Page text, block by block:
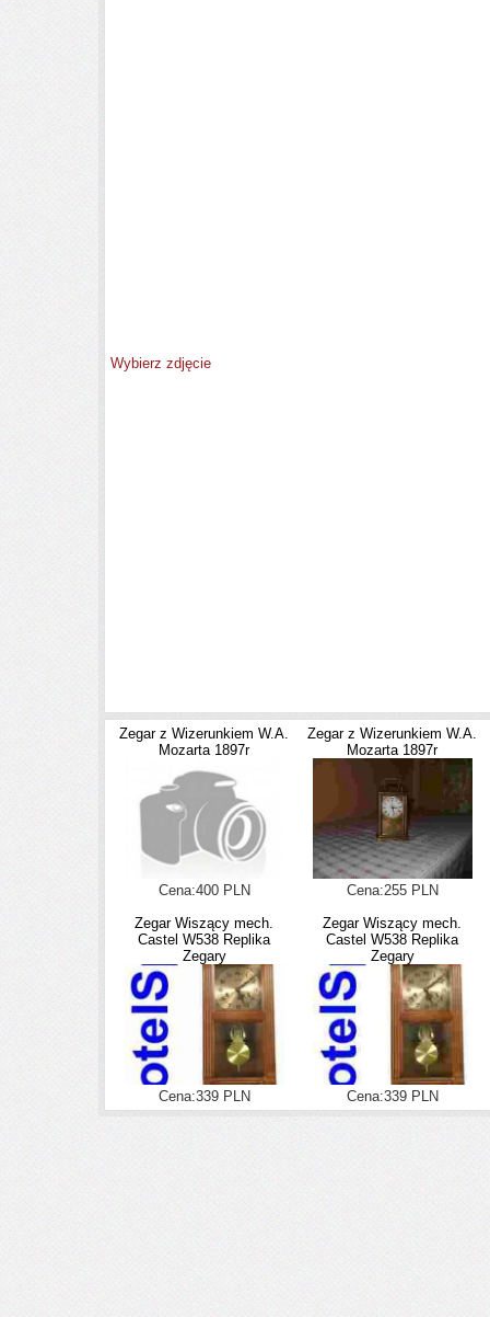
Wybierz zdjęcie
Zegar z Wizerunkiem W.A.
Mozarta 1897r
Cena:400 PLN
Zegar z Wizerunkiem W.A.
Mozarta 1897r
Cena:255 PLN
Zegar Wiszący mech.
Castel W538 Replika
Zegary
Cena:339 PLN
Zegar Wiszący mech.
Castel W538 Replika
Zegary
Cena:339 PLN